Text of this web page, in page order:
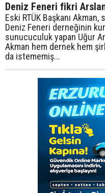
Deniz Feneri fikri
Eski RTÜK Başkanı Akman,
Deniz Feneri derneğinin
sunucuculuk yapan Uğur
Akman hem dernek hem
da istememiş...